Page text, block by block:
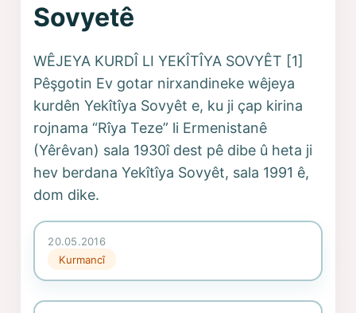
Sovyetê
WÊJEYA KURDÎ LI YEKÎTÎYA SOVYÊT [1]
Pêşgotin Ev gotar nirxandineke wêjeya
kurdên Yekîtîya Sovyêt e, ku ji çap kirina
rojnama “Rîya Teze” li Ermenistanê
(Yêrêvan) sala 1930î dest pê dibe û heta ji
hev berdana Yekîtîya Sovyêt, sala 1991 ê,
dom dike.
20.05.2016
Kurmancî